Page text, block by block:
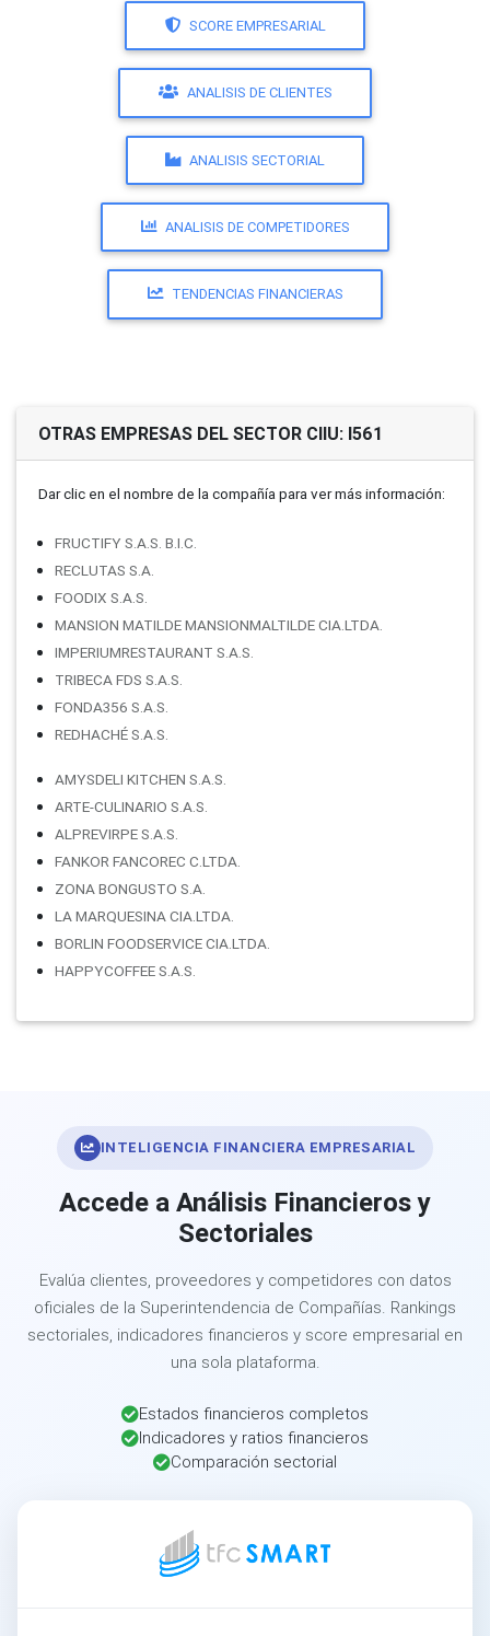
SCORE EMPRESARIAL
ANALISIS DE CLIENTES
ANALISIS SECTORIAL
ANALISIS DE COMPETIDORES
TENDENCIAS FINANCIERAS
OTRAS EMPRESAS DEL SECTOR CIIU: I561
Dar clic en el nombre de la compañí­a para ver más información:
FRUCTIFY S.A.S. B.I.C.
RECLUTAS S.A.
FOODIX S.A.S.
MANSION MATILDE MANSIONMALTILDE CIA.LTDA.
IMPERIUMRESTAURANT S.A.S.
TRIBECA FDS S.A.S.
FONDA356 S.A.S.
REDHACHÉ S.A.S.
AMYSDELI KITCHEN S.A.S.
ARTE-CULINARIO S.A.S.
ALPREVIRPE S.A.S.
FANKOR FANCOREC C.LTDA.
ZONA BONGUSTO S.A.
LA MARQUESINA CIA.LTDA.
BORLIN FOODSERVICE CIA.LTDA.
HAPPYCOFFEE S.A.S.
INTELIGENCIA FINANCIERA EMPRESARIAL
Accede a Análisis Financieros y
Sectoriales
Evalúa clientes, proveedores y competidores con datos
oficiales de la Superintendencia de Compañías. Rankings
sectoriales, indicadores financieros y score empresarial en
una sola plataforma.
Estados financieros completos
Indicadores y ratios financieros
Comparación sectorial